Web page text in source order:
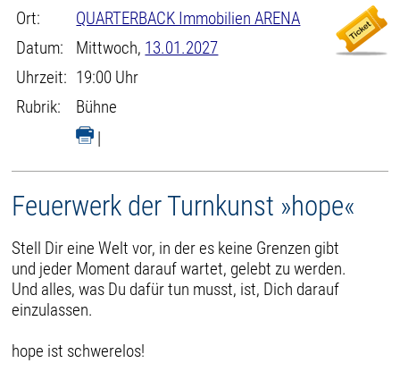
Ort:
QUARTERBACK Immobilien ARENA
Datum:
Mittwoch, 13.01.2027
Uhrzeit: 19:00 Uhr
Rubrik:
Bühne
|
Feuerwerk der Turnkunst »hope«
Stell Dir eine Welt vor, in der es keine Grenzen gibt
und jeder Moment darauf wartet, gelebt zu werden.
Und alles, was Du dafür tun musst, ist, Dich darauf
einzulassen.
hope ist schwerelos!